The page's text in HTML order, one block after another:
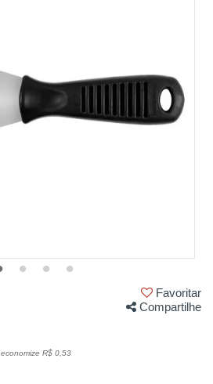
Favoritar
Compartilhe
economize R$ 0,53